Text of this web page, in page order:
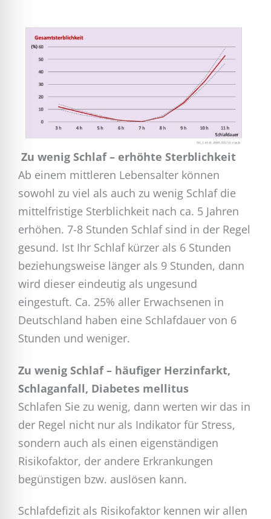
Zu wenig Schlaf – erhöhte Sterblichkeit
Ab einem mittleren Lebensalter können
sowohl zu viel als auch zu wenig Schlaf die
mittelfristige Sterblichkeit nach ca. 5 Jahren
erhöhen. 7-8 Stunden Schlaf sind in der Regel
gesund. Ist Ihr Schlaf kürzer als 6 Stunden
beziehungsweise länger als 9 Stunden, dann
wird dieser eindeutig als ungesund
eingestuft. Ca. 25% aller Erwachsenen in
Deutschland haben eine Schlafdauer von 6
Stunden und weniger.
Zu wenig Schlaf – häufiger Herzinfarkt,
Schlaganfall, Diabetes mellitus
Schlafen Sie zu wenig, dann werten wir das in
der Regel nicht nur als Indikator für Stress,
sondern auch als einen eigenständigen
Risikofaktor, der andere Erkrankungen
begünstigen bzw. auslösen kann.
Schlafdefizit als Risikofaktor kennen wir allen